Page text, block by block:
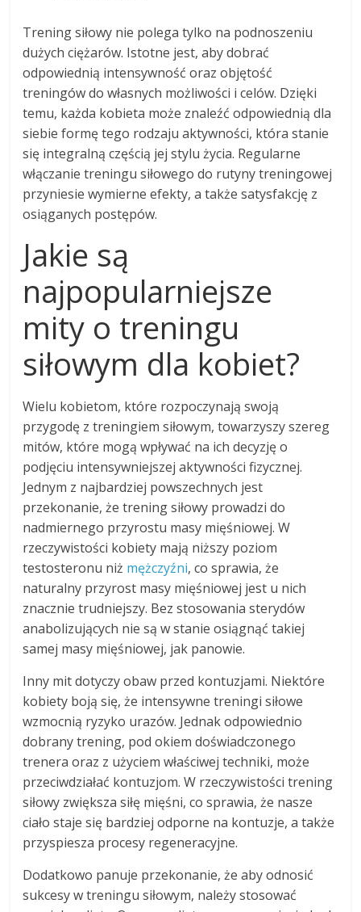
Trening siłowy nie polega tylko na podnoszeniu
dużych ciężarów. Istotne jest, aby dobrać
odpowiednią intensywność oraz objętość
treningów do własnych możliwości i celów. Dzięki
temu, każda kobieta może znaleźć odpowiednią dla
siebie formę tego rodzaju aktywności, która stanie
się integralną częścią jej stylu życia. Regularne
włączanie treningu siłowego do rutyny treningowej
przyniesie wymierne efekty, a także satysfakcję z
osiąganych postępów.
Jakie są
najpopularniejsze
mity o treningu
siłowym dla kobiet?
Wielu kobietom, które rozpoczynają swoją
przygodę z treningiem siłowym, towarzyszy szereg
mitów, które mogą wpływać na ich decyzję o
podjęciu intensywniejszej aktywności fizycznej.
Jednym z najbardziej powszechnych jest
przekonanie, że trening siłowy prowadzi do
nadmiernego przyrostu masy mięśniowej. W
rzeczywistości kobiety mają niższy poziom
testosteronu niż mężczyźni, co sprawia, że
naturalny przyrost masy mięśniowej jest u nich
znacznie trudniejszy. Bez stosowania sterydów
anabolizujących nie są w stanie osiągnąć takiej
samej masy mięśniowej, jak panowie.
Inny mit dotyczy obaw przed kontuzjami. Niektóre
kobiety boją się, że intensywne treningi siłowe
wzmocnią ryzyko urazów. Jednak odpowiednio
dobrany trening, pod okiem doświadczonego
trenera oraz z użyciem właściwej techniki, może
przeciwdziałać kontuzjom. W rzeczywistości trening
siłowy zwiększa siłę mięśni, co sprawia, że nasze
ciało staje się bardziej odporne na kontuzje, a także
przyspiesza procesy regeneracyjne.
Dodatkowo panuje przekonanie, że aby odnosić
sukcesy w treningu siłowym, należy stosować